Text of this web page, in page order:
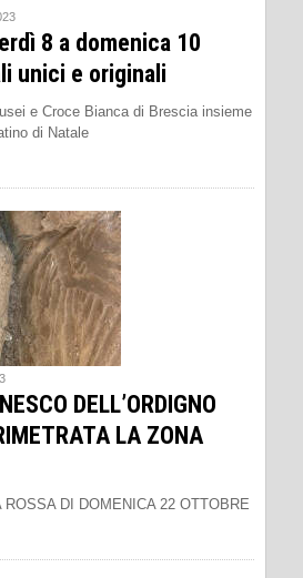
8 a domenica 10
unici e originali
e Croce Bianca di Brescia insieme
di Natale
DELL’ORDIGNO
LA ZONA
ROSSA DI DOMENICA 22 OTTOBRE